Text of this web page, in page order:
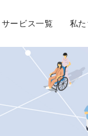
サービス一覧 私